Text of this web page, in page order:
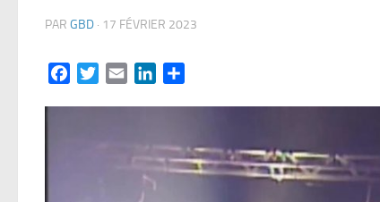
PAR GBD · 17 FÉVRIER 2023
FacebookTwitterEmail LinkedIn